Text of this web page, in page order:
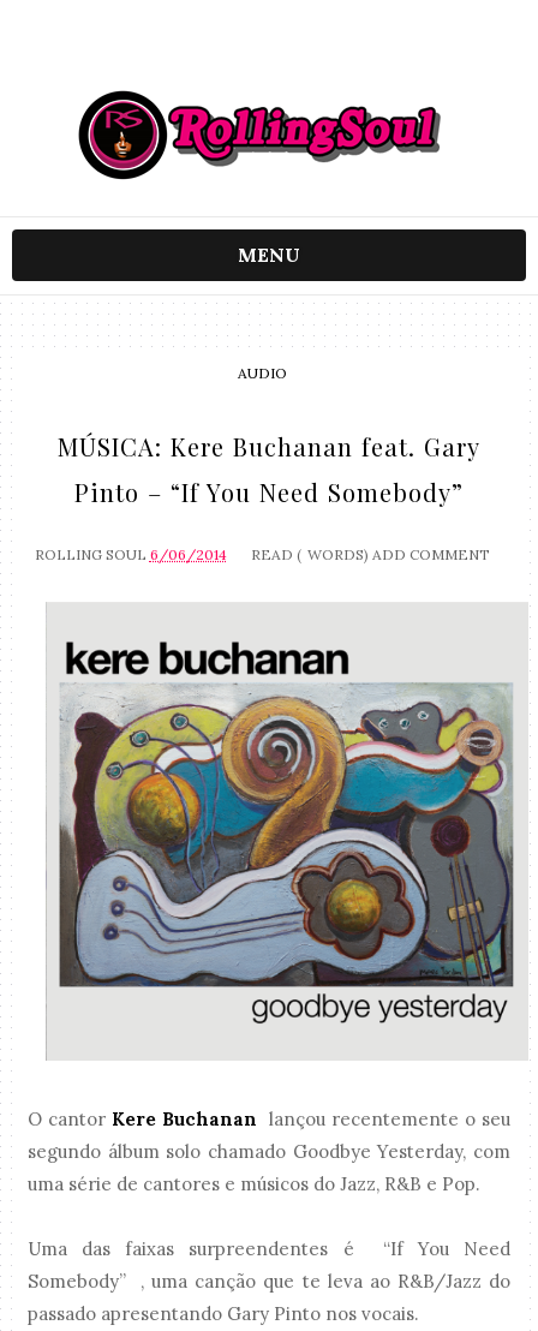
MENU
AUDIO
MÚSICA: Kere Buchanan feat. Gary
Pinto – “If You Need Somebody”
ROLLING SOUL 6/06/2014 READ ( WORDS) ADD COMMENT
O cantor Kere Buchanan
lançou recentemente o seu
segundo álbum solo chamado Goodbye Yesterday, com
uma série de cantores e músicos do Jazz, R&B e Pop.
Uma das faixas surpreendentes é “If You Need
Somebody” , uma canção que te leva ao R&B/Jazz do
passado apresentando Gary Pinto nos vocais.